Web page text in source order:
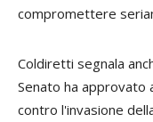
compromettere
Coldiretti segnala
Senato ha approvato
contro l'invasione